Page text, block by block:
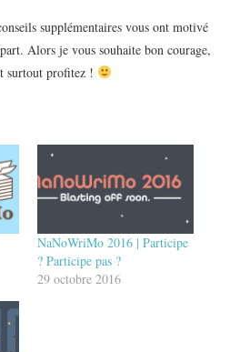
supplémentaires vous ont motivé
Alors je vous souhaite bon courage,
surtout profitez !
NaNoWriMo 2016 | Participe
? Participe pas ?
29 octobre 2016